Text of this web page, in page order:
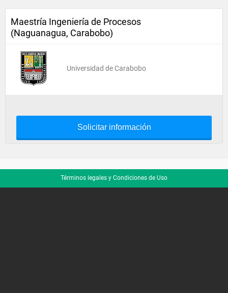
Maestría Ingeniería de Procesos
(Naguanagua, Carabobo)
Universidad de Carabobo
Solicitar información
Términos legales y Condiciones de Uso